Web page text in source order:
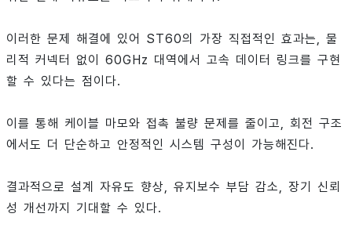
이러한 문제 해결에 있어 ST60의 가장 직접적인 효과는, 물
리적 커넥터 없이 60GHz 대역에서 고속 데이터 링크를 구현
할 수 있다는 점이다.
이를 통해 케이블 마모와 접촉 불량 문제를 줄이고, 회전 구조
에서도 더 단순하고 안정적인 시스템 구성이 가능해진다.
결과적으로 설계 자유도 향상, 유지보수 부담 감소, 장기 신뢰
성 개선까지 기대할 수 있다.